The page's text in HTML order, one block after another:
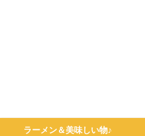
ラーメン＆美味しい物♪